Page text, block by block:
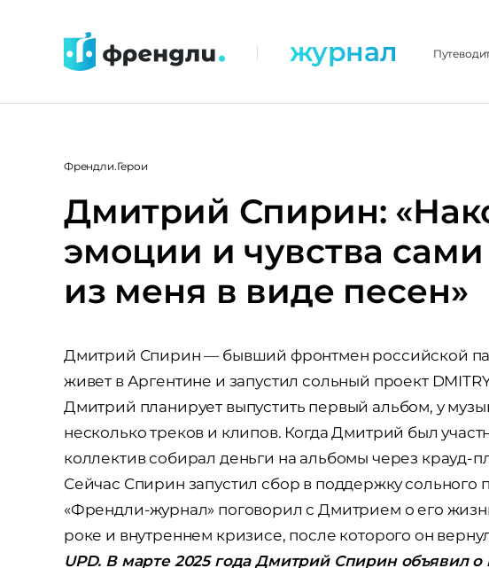
контенту
| журнал
Френдли.Герои
Дмитрий Спирин:
эмоции и чувства
из меня в виде песен»
Дмитрий Спирин — бывший фронтмен российской
живет в Аргентине и запустил сольный проект
Дмитрий планирует выпустить первый альбом, у
несколько треков и клипов. Когда Дмитрий был
коллектив собирал деньги на альбомы через крауд-
Сейчас Спирин запустил сбор в поддержку сольного
«Френдли-журнал» поговорил с Дмитрием о его
роке и внутреннем кризисе, после которого он
UPD. В марте 2025 года Дмитрий Спирин объявил